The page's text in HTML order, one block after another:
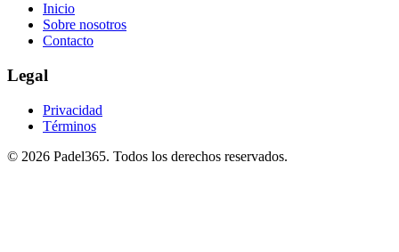
Inicio
Sobre nosotros
Contacto
Legal
Privacidad
Términos
© 2026 Padel365. Todos los derechos reservados.